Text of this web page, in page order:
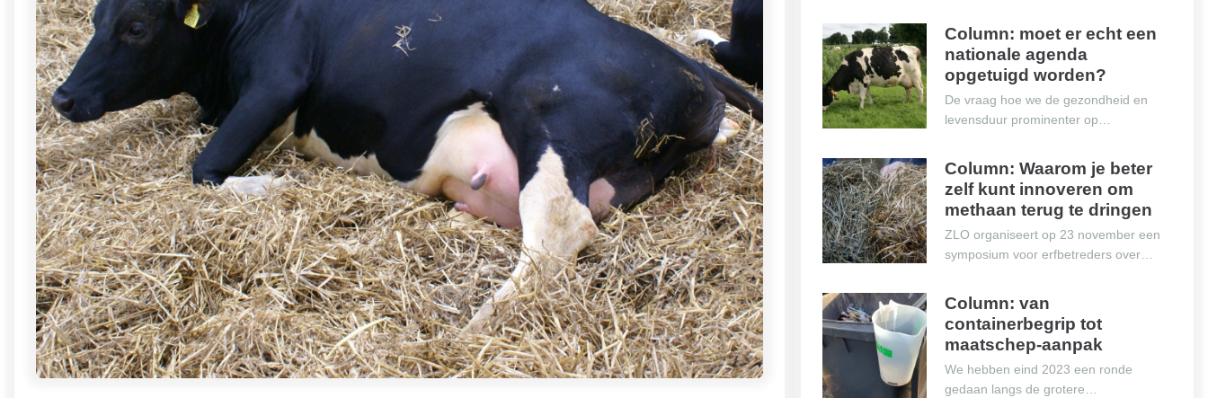
Column: moet er echt een
nationale agenda
opgetuigd worden?
De vraag hoe we de gezondheid en
levensduur prominenter op…
Column: Waarom je beter
zelf kunt innoveren om
methaan terug te dringen
ZLO organiseert op 23 november een
symposium voor erfbetreders over…
Column: van
containerbegrip tot
maatschep-aanpak
We hebben eind 2023 een ronde
gedaan langs de grotere…